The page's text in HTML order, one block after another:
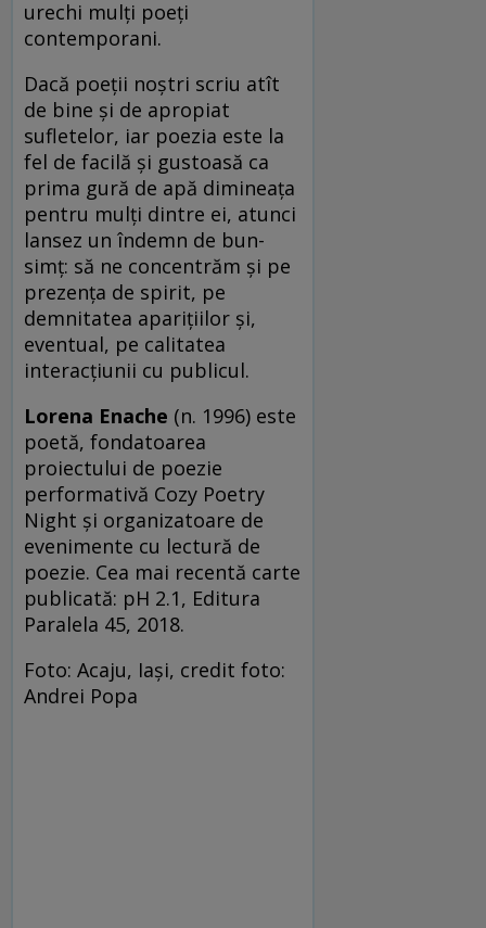
urechi mulți poeți
contemporani.
Dacă poeții noștri scriu atît
de bine și de apropiat
sufletelor, iar poezia este la
fel de facilă și gustoasă ca
prima gură de apă dimineața
pentru mulți dintre ei, atunci
lansez un îndemn de bun-
simț: să ne concentrăm și pe
prezența de spirit, pe
demnitatea aparițiilor și,
eventual, pe calitatea
interacțiunii cu publicul.
Lorena Enache (n. 1996) este
poetă, fondatoarea
proiectului de poezie
performativă Cozy Poetry
Night și organizatoare de
evenimente cu lectură de
poezie. Cea mai recentă carte
publicată: pH 2.1, Editura
Paralela 45, 2018.
Foto: Acaju, Iași, credit foto:
Andrei Popa